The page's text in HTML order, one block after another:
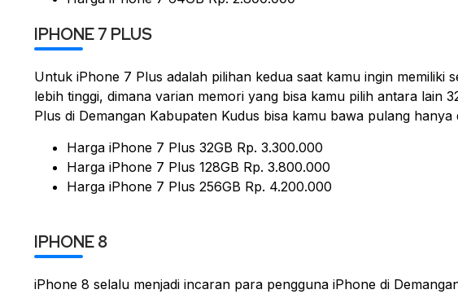
IPHONE 7 PLUS
Untuk iPhone 7 Plus adalah pilihan kedua saat kamu ingin memiliki
lebih tinggi, dimana varian memori yang bisa kamu pilih antara lain
Plus di Demangan Kabupaten Kudus bisa kamu bawa pulang
Harga iPhone 7 Plus 32GB Rp. 3.300.000
Harga iPhone 7 Plus 128GB Rp. 3.800.000
Harga iPhone 7 Plus 256GB Rp. 4.200.000
IPHONE 8
iPhone 8 selalu menjadi incaran para pengguna iPhone di